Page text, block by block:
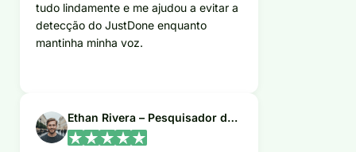
tudo lindamente e me ajudou a evitar a
detecção do JustDone enquanto
mantinha minha voz.
Ethan Rivera – Pesquisador de Políticas